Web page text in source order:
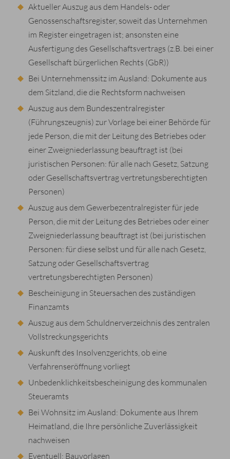
Aktueller Auszug aus dem Handels- oder
Genossenschaftsregister, soweit das Unternehmen
im Register eingetragen ist; ansonsten eine
Ausfertigung des Gesellschaftsvertrags (z.B. bei einer
Gesellschaft bürgerlichen Rechts (GbR))
Bei Unternehmenssitz im Ausland: Dokumente aus
dem Sitzland, die die Rechtsform nachweisen
Auszug aus dem Bundeszentralregister
(Führungszeugnis) zur Vorlage bei einer Behörde für
jede Person, die mit der Leitung des Betriebes oder
einer Zweigniederlassung beauftragt ist (bei
juristischen Personen: für alle nach Gesetz, Satzung
oder Gesellschaftsvertrag vertretungsberechtigten
Personen)
Auszug aus dem Gewerbezentralregister für jede
Person, die mit der Leitung des Betriebes oder einer
Zweigniederlassung beauftragt ist (bei juristischen
Personen: für diese selbst und für alle nach Gesetz,
Satzung oder Gesellschaftsvertrag
vertretungsberechtigten Personen)
Bescheinigung in Steuersachen des zuständigen
Finanzamts
Auszug aus dem Schuldnerverzeichnis des zentralen
Vollstreckungsgerichts
Auskunft des Insolvenzgerichts, ob eine
Verfahrenseröffnung vorliegt
Unbedenklichkeitsbescheinigung des kommunalen
Steueramts
Bei Wohnsitz im Ausland: Dokumente aus Ihrem
Heimatland, die Ihre persönliche Zuverlässigkeit
nachweisen
Eventuell: Bauvorlagen